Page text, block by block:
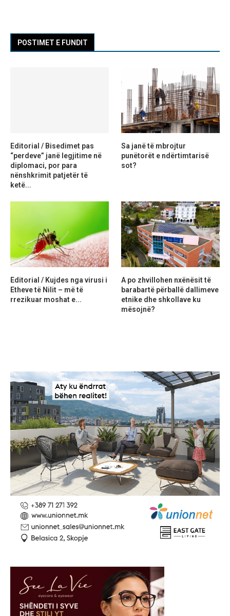
POSTIMET E FUNDIT
Editorial / Bisedimet pas
“perdeve” janë legjitime në
diplomaci, por para
nënshkrimit patjetër të
ketë...
Sa janë të mbrojtur
punëtorët e ndërtimtarisë
sot?
Editorial / Kujdes nga virusi i
Etheve të Nilit – më të
rrezikuar moshat e...
A po zhvillohen nxënësit të
barabartë përballë dallimeve
etnike dhe shkollave ku
mësojnë?